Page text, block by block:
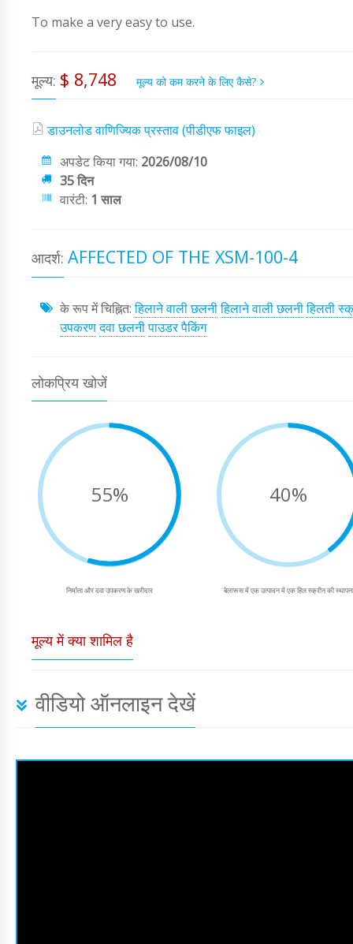
To make a very easy to use.
मूल्य: $ 8,748 मूल्य को कम करने के लिए कैसे?
डाउनलोड वाणिज्यिक प्रस्ताव (पीडीएफ फाइल)
अपडेट किया गया: 2026/08/10
35 दिन
वारंटी: 1 साल
आदर्श: AFFECTED OF THE XSM-100-4
के रूप में चिह्नित:हिलाने वाली छलनीहिलाने वाली छलनीहिलती
उपकरणदवा छलनीपाउडर पैकिंग
लोकप्रिय खोजें
55%
निर्माता और दवा उपकरण के खरीदार
40%
बेलारूस में एक उत्पादन में एक हिल स्क्रीन की स्थापना
मूल्य में क्या शामिल है
वीडियो ऑनलाइन देखें